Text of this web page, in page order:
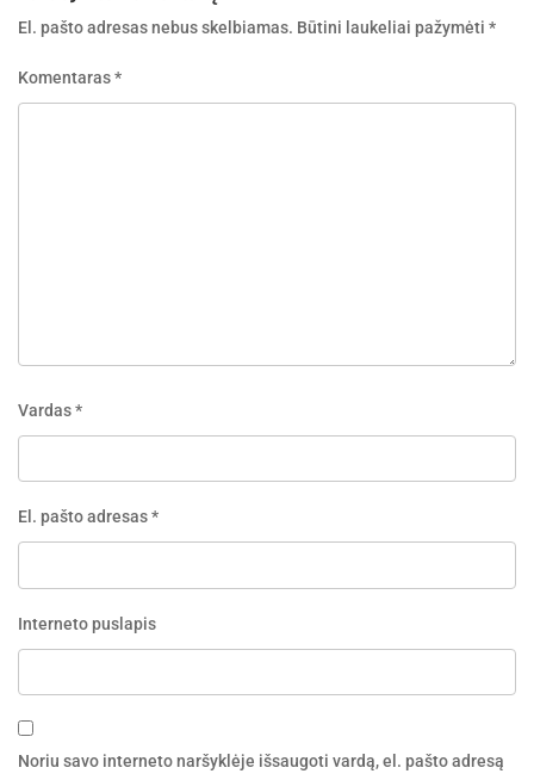
El. pašto adresas nebus skelbiamas. Būtini laukeliai pažymėti *
Komentaras*
Vardas*
El. pašto adresas*
Interneto puslapis
Noriu savo interneto naršyklėje išsaugoti vardą, el. pašto adresą